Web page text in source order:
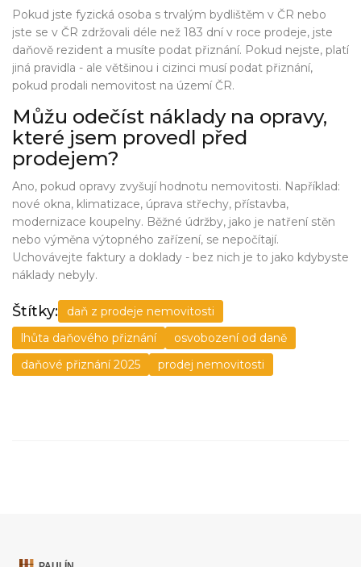
Pokud jste fyzická osoba s trvalým bydlištěm v ČR nebo
jste se v ČR zdržovali déle než 183 dní v roce prodeje, jste
daňově rezident a musíte podat přiznání. Pokud nejste, platí
jiná pravidla - ale většinou i cizinci musí podat přiznání,
pokud prodali nemovitost na území ČR.
Můžu odečíst náklady na opravy,
které jsem provedl před
prodejem?
Ano, pokud opravy zvyšují hodnotu nemovitosti. Například:
nové okna, klimatizace, úprava střechy, přístavba,
modernizace koupelny. Běžné údržby, jako je natření stěn
nebo výměna výtopného zařízení, se nepočítají.
Uchovávejte faktury a doklady - bez nich je to jako kdybyste
náklady nebyly.
Štítky:
daň z prodeje nemovitosti
lhůta daňového přiznání
osvobození od daně
daňové přiznání 2025
prodej nemovitosti